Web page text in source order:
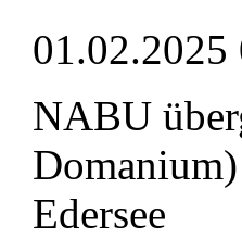
01.02.2025
NABU
Edersee